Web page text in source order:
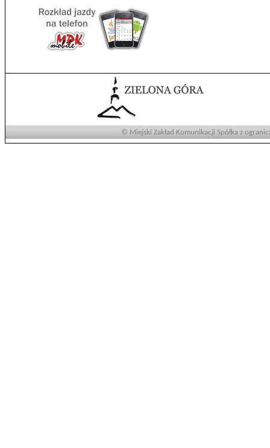
© Miejski Zakład Komunikacji Spółka z